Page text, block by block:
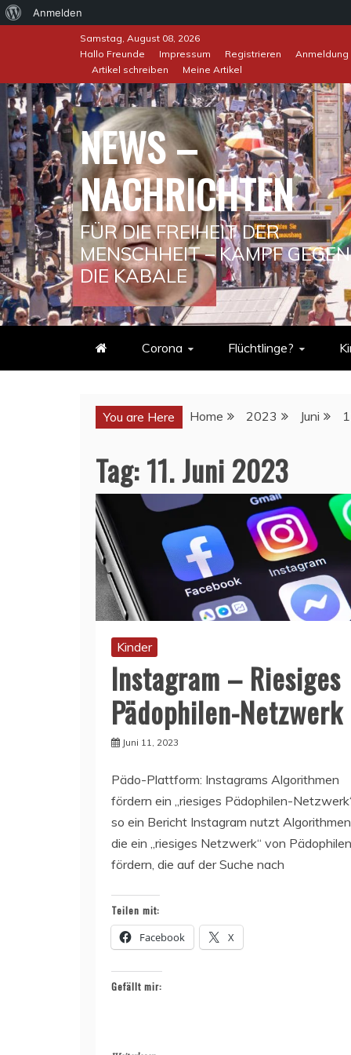
Über
Anmelden
Samstag, August 08, 2026
Hallo Freunde
Impressum Registrieren Anmeldung
Artikel schreiben
Meine Artikel
NEWS –
NACHRICHTEN
FÜR DIE FREIHEIT DER
MENSCHHEIT – KAMPF GEGEN
DIE KABALE
Corona Flüchtlinge?
You are Here Home 2023 Juni
Tag:11. Juni 2023
Kinder
Instagram – Riesiges
Pädophilen-Netzwerk
Juni 11, 2023
Pädo-Plattform: Instagrams Algorithmen
fördern ein „riesiges Pädophilen-
so ein Bericht Instagram nutzt
die ein „riesiges Netzwerk“ von Pädophilen
fördern, die auf der Suche nach
Teilen mit:
Facebook X
Gefällt mir: